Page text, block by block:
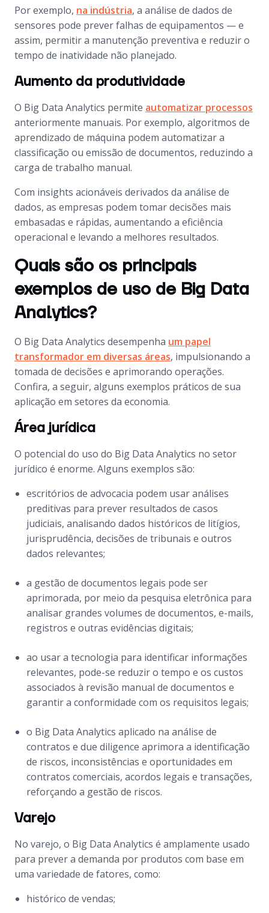
Por exemplo, na indústria, a análise de dados de
sensores pode prever falhas de equipamentos — e
assim, permitir a manutenção preventiva e reduzir o
tempo de inatividade não planejado.
Aumento da produtividade
O Big Data Analytics permite automatizar processos
anteriormente manuais. Por exemplo, algoritmos de
aprendizado de máquina podem automatizar a
classificação ou emissão de documentos, reduzindo a
carga de trabalho manual.
Com insights acionáveis derivados da análise de
dados, as empresas podem tomar decisões mais
embasadas e rápidas, aumentando a eficiência
operacional e levando a melhores resultados.
Quais são os principais
exemplos de uso de Big Data
Analytics?
O Big Data Analytics desempenha um papel
transformador em diversas áreas, impulsionando a
tomada de decisões e aprimorando operações.
Confira, a seguir, alguns exemplos práticos de sua
aplicação em setores da economia.
Área jurídica
O potencial do uso do Big Data Analytics no setor
jurídico é enorme. Alguns exemplos são:
escritórios de advocacia podem usar análises
preditivas para prever resultados de casos
judiciais, analisando dados históricos de litígios,
jurisprudência, decisões de tribunais e outros
dados relevantes;
a gestão de documentos legais pode ser
aprimorada, por meio da pesquisa eletrônica para
analisar grandes volumes de documentos, e-mails,
registros e outras evidências digitais;
ao usar a tecnologia para identificar informações
relevantes, pode-se reduzir o tempo e os custos
associados à revisão manual de documentos e
garantir a conformidade com os requisitos legais;
o Big Data Analytics aplicado na análise de
contratos e due diligence aprimora a identificação
de riscos, inconsistências e oportunidades em
contratos comerciais, acordos legais e transações,
reforçando a gestão de riscos.
Varejo
No varejo, o Big Data Analytics é amplamente usado
para prever a demanda por produtos com base em
uma variedade de fatores, como:
histórico de vendas;